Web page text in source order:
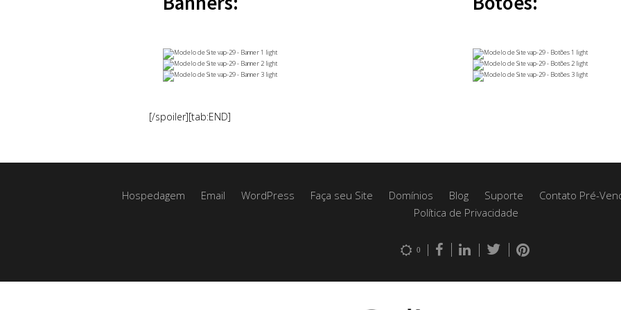
[/spoiler][tab:END]
Hospedagem Email WordPress Faça seu Site Domínios Blog Suporte Contato Pré-
Política de Privacidade
0